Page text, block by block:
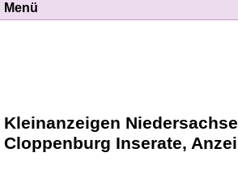
Menü
Kleinanzeigen
Cloppenburg Inserate,